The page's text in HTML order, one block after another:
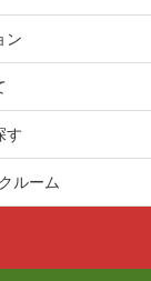
ン
す
ルーム